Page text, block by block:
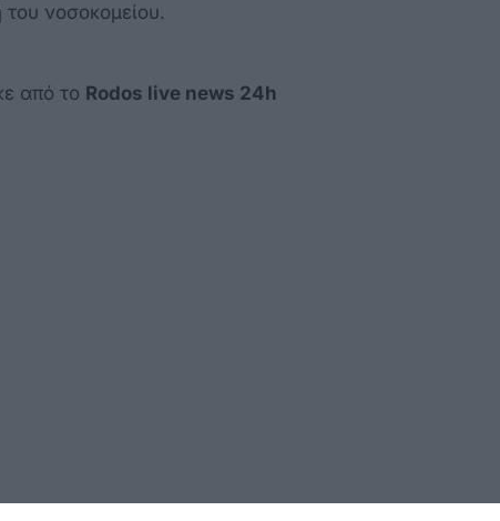
του νοσοκομείου.
από το Rodos live news 24h